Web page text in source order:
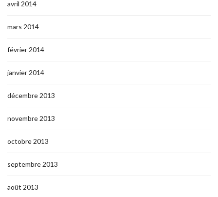
avril 2014
mars 2014
février 2014
janvier 2014
décembre 2013
novembre 2013
octobre 2013
septembre 2013
août 2013